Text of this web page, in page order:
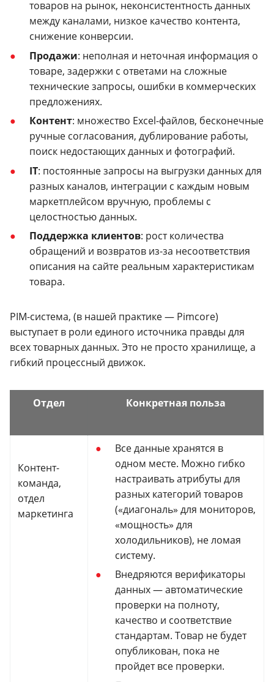
товаров на рынок, неконсистентность данных
между каналами, низкое качество контента,
снижение конверсии.
Продажи: неполная и неточная информация о
товаре, задержки с ответами на сложные
технические запросы, ошибки в коммерческих
предложениях.
Контент: множество Excel-файлов, бесконечные
ручные согласования, дублирование работы,
поиск недостающих данных и фотографий.
IT: постоянные запросы на выгрузки данных для
разных каналов, интеграции с каждым новым
маркетплейсом вручную, проблемы с
целостностью данных.
Поддержка клиентов: рост количества
обращений и возвратов из-за несоответствия
описания на сайте реальным характеристикам
товара.
PIM-система, (в нашей практике — Pimcore)
выступает в роли единого источника правды для
всех товарных данных. Это не просто хранилище, а
гибкий процессный движок.
Отдел Конкретная польза
Контент-
команда,
отдел
маркетинга
Все данные хранятся в
одном месте. Можно гибко
настраивать атрибуты для
разных категорий товаров
(«диагональ» для мониторов,
«мощность» для
холодильников), не ломая
систему.
Внедряются верификаторы
данных — автоматические
проверки на полноту,
качество и соответствие
стандартам. Товар не будет
опубликован, пока не
пройдет все проверки.